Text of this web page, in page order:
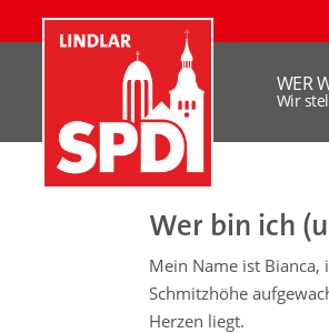
WER
Wir
Wer bin ich
Mein Name ist
Schmitzhöhe
Herzen liegt.